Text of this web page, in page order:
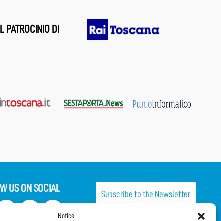
Notice
PATROCINIO DI
US ON SOCIAL
Subscribe to the Newsletter